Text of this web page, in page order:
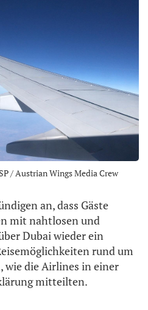
/ Austrian Wings Media Crew
an, dass Gäste
mit nahtlosen und
Dubai wieder ein
rund um
wie die Airlines in einer
mitteilten.